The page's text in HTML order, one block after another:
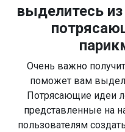
выделитесь
Очень важно
поможет вам
Потрясающие идеи
представленные на
пользователям